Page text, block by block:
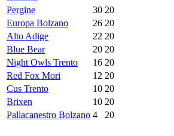
Pergine
30 20
Europa Bolzano
26 20
Alto Adige
22 20
Blue Bear
20 20
Night Owls Trento
16 20
Red Fox Mori
12 20
Cus Trento
10 20
Brixen
10 20
Pallacanestro Bolzano 4 20